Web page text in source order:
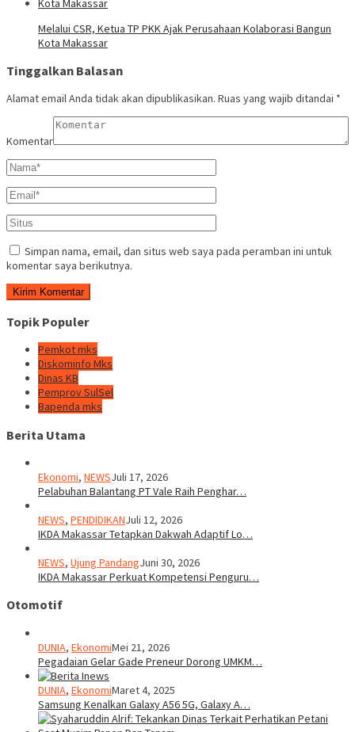
Melalui CSR, Ketua TP PKK Ajak Perusahaan Kolaborasi Bangun
Kota Makassar
Tinggalkan Balasan
Alamat email Anda tidak akan dipublikasikan. Ruas yang wajib ditandai *
Komentar
Simpan nama, email, dan situs web saya pada peramban ini untuk
komentar saya berikutnya.
Topik Populer
Pemkot mks
Diskominfo Mks
Dinas KB
Pemprov SulSel
Bapenda mks
Berita Utama
Ekonomi, NEWSJuli 17, 2026
Pelabuhan Balantang PT Vale Raih Penghar…
NEWS, PENDIDIKANJuli 12, 2026
IKDA Makassar Tetapkan Dakwah Adaptif Lo…
NEWS, Ujung PandangJuni 30, 2026
IKDA Makassar Perkuat Kompetensi Penguru…
Otomotif
DUNIA, EkonomiMei 21, 2026
Pegadaian Gelar Gade Preneur Dorong UMKM…
DUNIA, EkonomiMaret 4, 2025
Samsung Kenalkan Galaxy A56 5G, Galaxy A…